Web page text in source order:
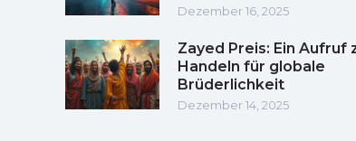
Dezember 16, 2025
Zayed Preis: Ein Aufruf
Handeln für globale
Brüderlichkeit
Dezember 14, 2025